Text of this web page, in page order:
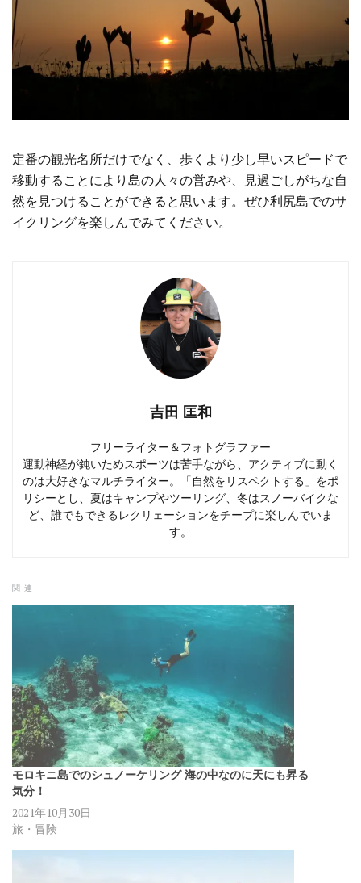
定番の観光名所だけでなく、歩くより少し早いスピードで
移動することにより島の人々の営みや、見過ごしがちな自
然を見つけることができると思います。ぜひ利尻島でのサ
イクリングを楽しんでみてください。
吉田 匡和
フリーライター＆フォトグラファー
運動神経が鈍いためスポーツは苦手ながら、アクティブに動く
のは大好きなマルチライター。「自然をリスペクトする」をポ
リシーとし、夏はキャンプやツーリング、冬はスノーバイクな
ど、誰でもできるレクリェーションをチープに楽しんでいま
す。
関連
モロキニ島でのシュノーケリング 海の中なのに天にも昇る
気分！
2021年10月30日
旅・冒険